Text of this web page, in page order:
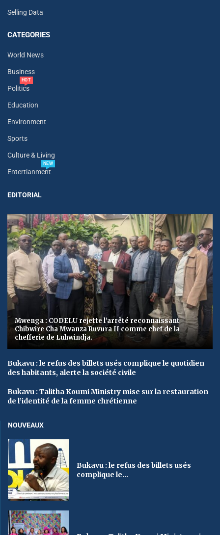
Selling Data
CATEGORIES
World News
Business
Politics
HOT
Education
Environment
Sports
Culture & Living
Entertianment
NEW
EDITORIAL
Mwenga : CODELU rejette l’arrêté reconnaissant
Chibwire Cha Mwanza Ruvura II comme chef de la
chefferie de Luhwindja.
Bukavu : le refus des billets usés complique le quotidien
des habitants, alerte la société civile
Bukavu : Talitha Koumi Ministry mise sur la restauration
de l’identité de la femme chrétienne
NOUVEAUX
Bukavu : le refus des billets usés
complique le...